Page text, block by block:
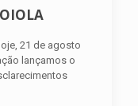
21 de agosto
lançamos o